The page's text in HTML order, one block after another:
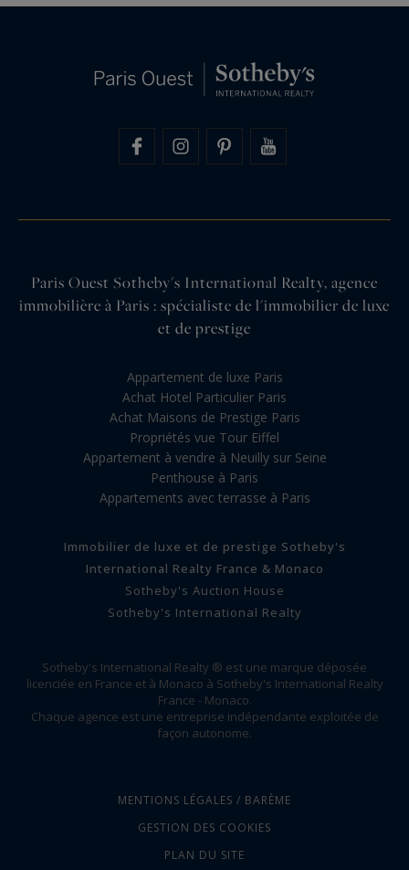
Paris Ouest Sotheby's International Realty, agence
immobilière à Paris : spécialiste de l'immobilier de luxe
et de prestige
Appartement de luxe Paris
Achat Hotel Particulier Paris
Achat Maisons de Prestige Paris
Propriétés vue Tour Eiffel
Appartement à vendre à Neuilly sur Seine
Penthouse à Paris
Appartements avec terrasse à Paris
Immobilier de luxe et de prestige Sotheby's
International Realty France & Monaco
Sotheby's Auction House
Sotheby's International Realty
Sotheby's International Realty ® est une marque déposée
licenciée en France et à Monaco à Sotheby's International Realty
France - Monaco.
Chaque agence est une entreprise indépendante exploitée de
façon autonome.
MENTIONS LÉGALES / BARÈME
GESTION DES COOKIES
PLAN DU SITE